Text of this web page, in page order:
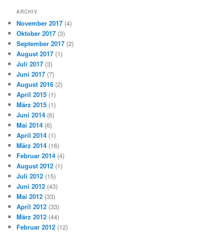
ARCHIV
November 2017 (4)
Oktober 2017 (3)
September 2017 (2)
August 2017 (1)
Juli 2017 (3)
Juni 2017 (7)
August 2016 (2)
April 2015 (1)
März 2015 (1)
Juni 2014 (6)
Mai 2014 (6)
April 2014 (1)
März 2014 (16)
Februar 2014 (4)
August 2012 (1)
Juli 2012 (15)
Juni 2012 (43)
Mai 2012 (33)
April 2012 (33)
März 2012 (44)
Februar 2012 (12)